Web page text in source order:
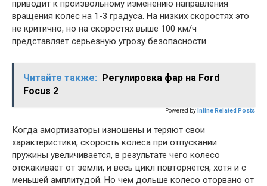
приводит к произвольному изменению направления
вращения колес на 1-3 градуса. На низких скоростях это
не критично, но на скоростях выше 100 км/ч
представляет серьезную угрозу безопасности.
Читайте также: Регулировка фар на Ford
Focus 2
Powered by Inline Related Posts
Когда амортизаторы изношены и теряют свои
характеристики, скорость колеса при отпускании
пружины увеличивается, в результате чего колесо
отскакивает от земли, и весь цикл повторяется, хотя и с
меньшей амплитудой. Но чем дольше колесо оторвано от